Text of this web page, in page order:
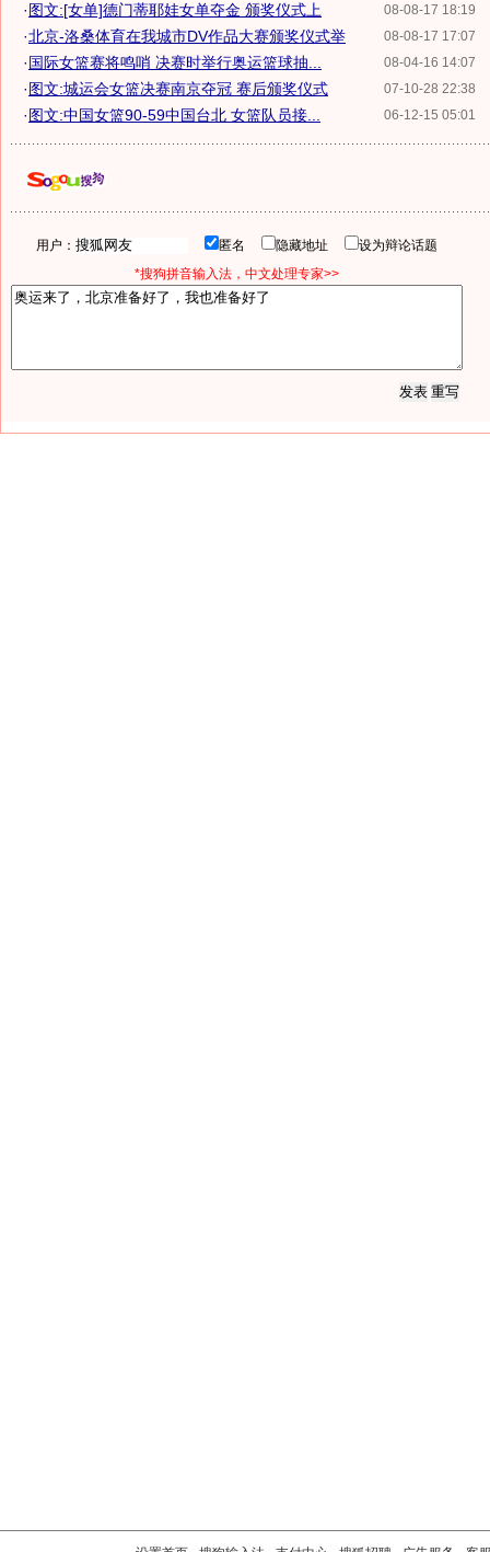
08-08-17 18:19
·图文:[女单]德门蒂耶娃女单夺金 颁奖仪式上
08-08-17 17:07
·北京-洛桑体育在我城市DV作品大赛颁奖仪式举
08-04-16 14:07
·国际女篮赛将鸣哨 决赛时举行奥运篮球抽...
07-10-28 22:38
·图文:城运会女篮决赛南京夺冠 赛后颁奖仪式
06-12-15 05:01
·图文:中国女篮90-59中国台北 女篮队员接...
用户： 匿名 隐藏地址
设为辩论话题
*搜狗拼音输入法，中文处理专家>>